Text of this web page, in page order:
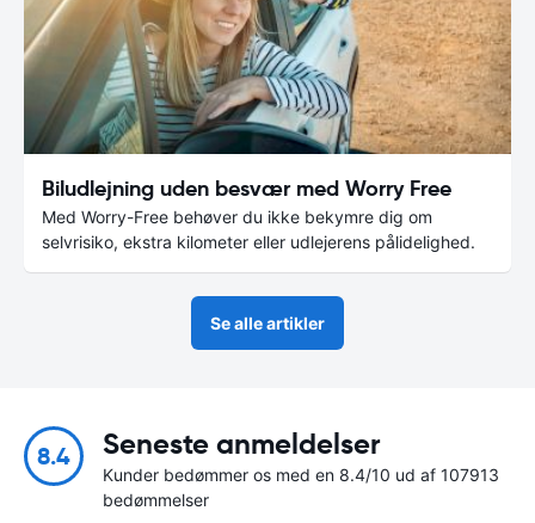
Biludlejning uden besvær med Worry Free
Med Worry-Free behøver du ikke bekymre dig om
selvrisiko, ekstra kilometer eller udlejerens pålidelighed.
Se alle artikler
8.4 Seneste anmeldelser
Kunder bedømmer os med en 8.4/10 ud af 107913
bedømmelser